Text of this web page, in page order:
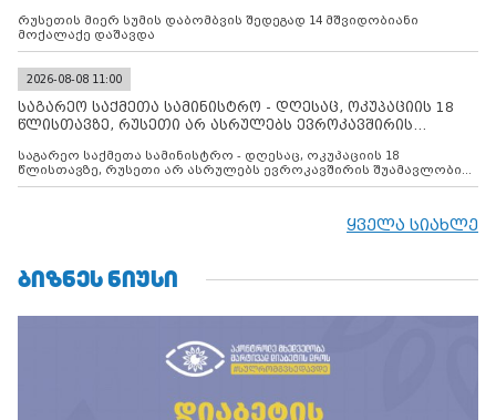
რუსეთის მიერ სუმის დაბომბვის შედეგად 14 მშვიდობიანი
მოქალაქე დაშავდა
2026-08-08 11:00
საგარეო საქმეთა სამინისტრო - დღესაც, ოკუპაციის 18
წლისთავზე, რუსეთი არ ასრულებს ევროკავშირის
საგარეო საქმეთა სამინისტრო - დღესაც, ოკუპაციის 18
წლისთავზე, რუსეთი არ ასრულებს ევროკავშირის შუამავლობით
დადებულ 2008 წლის 12 აგვისტოს ცეცხლის შეწყვეტის
მილიტარიზაციის პროცესს და აქტიურად დგამს ნაბიჯებს მათი
ყველა სიახლე
ᲑᲘᲖᲜᲔᲡ ᲜᲘᲣᲡᲘ